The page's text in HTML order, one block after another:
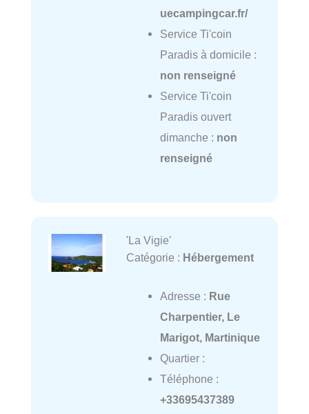
uecampingcar.fr/
Service Ti'coin
Paradis à domicile :
non renseigné
Service Ti'coin
Paradis ouvert
dimanche : non
renseigné
'La Vigie'
Catégorie : Hébergement
Adresse : Rue
Charpentier, Le
Marigot, Martinique
Quartier :
Téléphone :
+33695437389